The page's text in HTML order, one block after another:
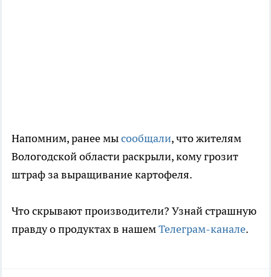
Напомним, ранее мысообщали, что жителям
Вологодской области раскрыли, кому грозит
штраф за выращивание картофеля.
Что скрывают производители? Узнай страшную
правду о продуктах в нашемТелеграм-канале.